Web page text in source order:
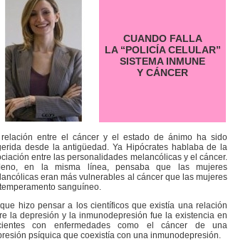
CUANDO FALLA
LA “POLICÍA CELULAR”
SISTEMA INMUNE
Y CÁNCER
relación entre el cáncer y el estado de ánimo ha sido
desde la antigüedad. Ya Hipócrates hablaba de la
entre las personalidades melancólicas y el cáncer.
en la misma línea, pensaba que las mujeres
eran más vulnerables al cáncer que las mujeres
sanguíneo.
hizo pensar a los científicos que existía una relación
la depresión y la inmunodepresión fue la existencia en
con enfermedades como el cáncer de una
psíquica que coexistía con una inmunodepresión.